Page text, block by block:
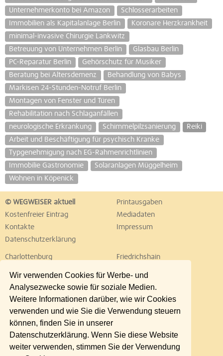
Wir verwenden Cookies für Werbe- und
Analysezwecke sowie für soziale Medien.
Weitere Informationen darüber, wie wir Cookies
verwenden und wie Sie die Verwendung steuern
können, finden Sie in unserer
Datenschutzerklärung. Wenn Sie diese Website
weiter verwenden, stimmen Sie der Verwendung
Unternehmerkonto bei Amazon
Schlosserarbeiten
Immobilien als Kapitalanlage Berlin
Koronare Herzkrankheit
minimal-invasive Chirurgie Lankwitz
Betreuung von Unternehmen Berlin
Glasbau Berlin
PC-Reparatur Berlin
Gehörschutz für Musiker
Beratung bei Altersdemenz
Behandlung von Babys
Markisen 24-Stunden-Notruf Berlin
Montagen von Fenster und Türen
Rehabilitation nach Schlaganfällen
neurologische Erkrankung
Schimmelpilzsanierung
Reiki
Arbeit und Beschäftigung für psychisch Kranke
Typgenehmigung nach EG-Rahmenrichtlinien
Immobilie Gastronomie
Solaranlagen Müggelheim
Wohnen in Köpenick
© WEGWEISER aktuell
Printausgaben
Kostenfreier Eintrag
Mediadaten
Kontakte
Impressum
Datenschutzerklärung
Charlottenburg
Friedrichshain
Lichtenberg
Marzahn
Neukölln
Pankow
Reinickendorf
Schöneberg
Spandau
Steglitz